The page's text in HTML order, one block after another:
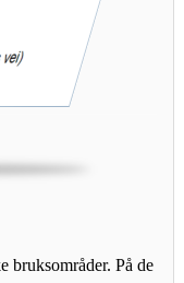
bruksområder. På de